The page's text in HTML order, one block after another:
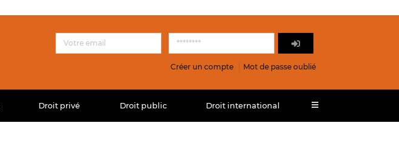
Créer un compte Mot de passe oublié
Droit privé Droit public Droit international